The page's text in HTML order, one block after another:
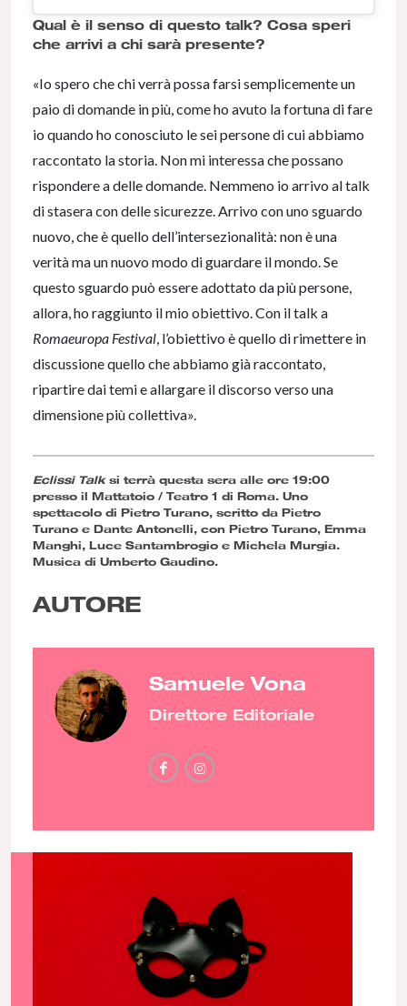
Qual è il senso di questo talk? Cosa speri
che arrivi a chi sarà presente?
«Io spero che chi verrà possa farsi semplicemente un
paio di domande in più, come ho avuto la fortuna di fare
io quando ho conosciuto le sei persone di cui abbiamo
raccontato la storia. Non mi interessa che possano
rispondere a delle domande. Nemmeno io arrivo al talk
di stasera con delle sicurezze. Arrivo con uno sguardo
nuovo, che è quello dell’intersezionalità: non è una
verità ma un nuovo modo di guardare il mondo. Se
questo sguardo può essere adottato da più persone,
allora, ho raggiunto il mio obiettivo. Con il talk a
Romaeuropa Festival, l’obiettivo è quello di rimettere in
discussione quello che abbiamo già raccontato,
ripartire dai temi e allargare il discorso verso una
dimensione più collettiva».
Eclissi Talksi terrà questa sera alle ore 19:00
presso il Mattatoio / Teatro 1 di Roma. Uno
spettacolo di Pietro Turano, scritto da Pietro
Turano e Dante Antonelli, con Pietro Turano, Emma
Manghi, Luce Santambrogio e Michela Murgia.
Musica di Umberto Gaudino.
AUTORE
Samuele Vona
Direttore Editoriale